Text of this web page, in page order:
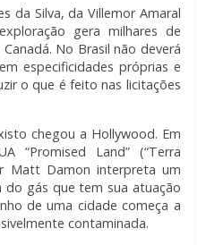
da Silva, da Villemor Amaral
gera milhares de
No Brasil não deverá
especificidades próprias e
o que é feito nas licitações
chegou a Hollywood. Em
“Promised Land” (“Terra
Matt Damon interpreta um
gás que tem sua atuação
de uma cidade começa a
contaminada.